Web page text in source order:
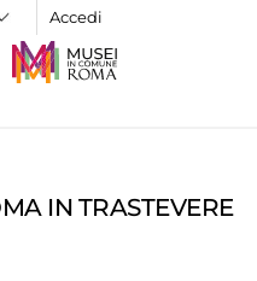
Accedi
IN TRASTEVERE